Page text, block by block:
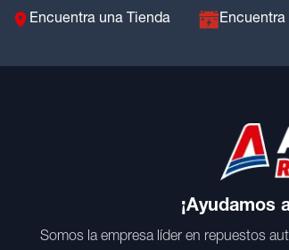
Encuentra una Tienda
¡Ayudamos
Somos la empresa líder en repuestos